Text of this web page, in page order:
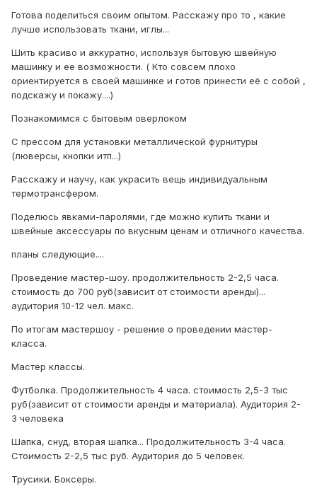
Готова поделиться своим опытом. Расскажу про то , какие
лучше использовать ткани, иглы...
Шить красиво и аккуратно, используя бытовую швейную
машинку и ее возможности. ( Кто совсем плохо
ориентируется в своей машинке и готов принести её с собой ,
подскажу и покажу....)
Познакомимся с бытовым оверлоком
С прессом для установки металлической фурнитуры
(люверсы, кнопки итп...)
Расскажу и научу, как украсить вещь индивидуальным
термотрансфером.
Поделюсь явками-паролями, где можно купить ткани и
швейные аксессуары по вкусным ценам и отличного качества.
планы следующие....
Проведение мастер-шоу. продолжительность 2-2,5 часа.
стоимость до 700 руб(зависит от стоимости аренды)...
аудитория 10-12 чел. макс.
По итогам мастершоу - решение о проведении мастер-
класса.
Мастер классы.
Футболка. Продолжительность 4 часа. стоимость 2,5-3 тыс
руб(зависит от стоимости аренды и материала). Аудитория 2-
3 человека
Шапка, снуд, вторая шапка... Продолжительность 3-4 часа.
Стоимость 2-2,5 тыс руб. Аудитория до 5 человек.
Трусики. Боксеры.